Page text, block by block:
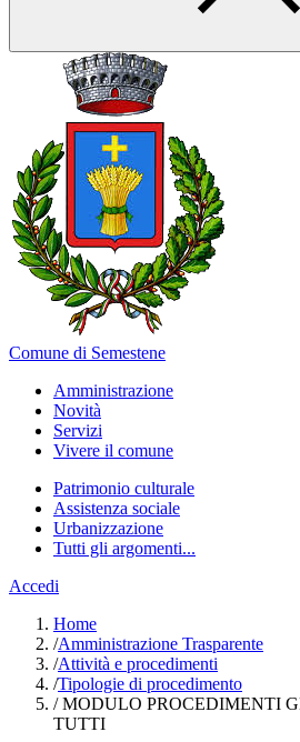
Comune di Semestene
Amministrazione
Novità
Servizi
Vivere il comune
Patrimonio culturale
Assistenza sociale
Urbanizzazione
Tutti gli argomenti...
Accedi
Home
/Amministrazione Trasparente
/Attività e procedimenti
/Tipologie di procedimento
/MODULO PROCEDIMENTI
TUTTI